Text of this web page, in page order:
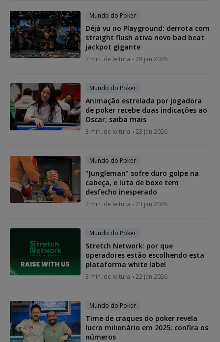
Mundo do Poker
Déjà vu no Playground: derrota com
straight flush ativa novo bad beat
jackpot gigante
2 min. de leitura 28 jan 2026
Mundo do Poker
Animação estrelada por jogadora
de poker recebe duas indicações ao
Oscar; saiba mais
3 min. de leitura 23 jan 2026
Mundo do Poker
“Jungleman” sofre duro golpe na
cabeça, e luta de boxe tem
desfecho inesperado
2 min. de leitura 23 jan 2026
Mundo do Poker
Stretch Network: por que
operadores estão escolhendo esta
plataforma white label
3 min. de leitura 22 jan 2026
Mundo do Poker
Time de craques do poker revela
lucro milionário em 2025; confira os
números